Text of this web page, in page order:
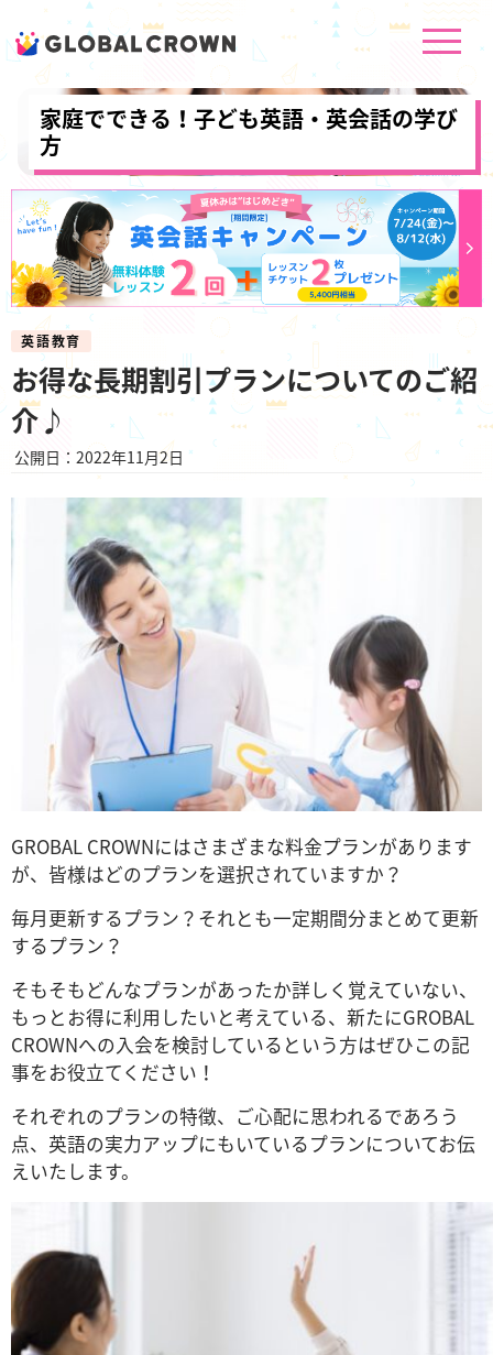
家庭でできる！子ども英語・英会話の学び
方
英語教育
お得な長期割引プランについてのご紹
介♪
公開日：2022年11月2日
GROBAL CROWNにはさまざまな料金プランがあります
が、皆様はどのプランを選択されていますか？
毎月更新するプラン？それとも一定期間分まとめて更新
するプラン？
そもそもどんなプランがあったか詳しく覚えていない、
もっとお得に利用したいと考えている、新たにGROBAL
CROWNへの入会を検討しているという方はぜひこの記
事をお役立てください！
それぞれのプランの特徴、ご心配に思われるであろう
点、英語の実力アップにもいているプランについてお伝
えいたします。